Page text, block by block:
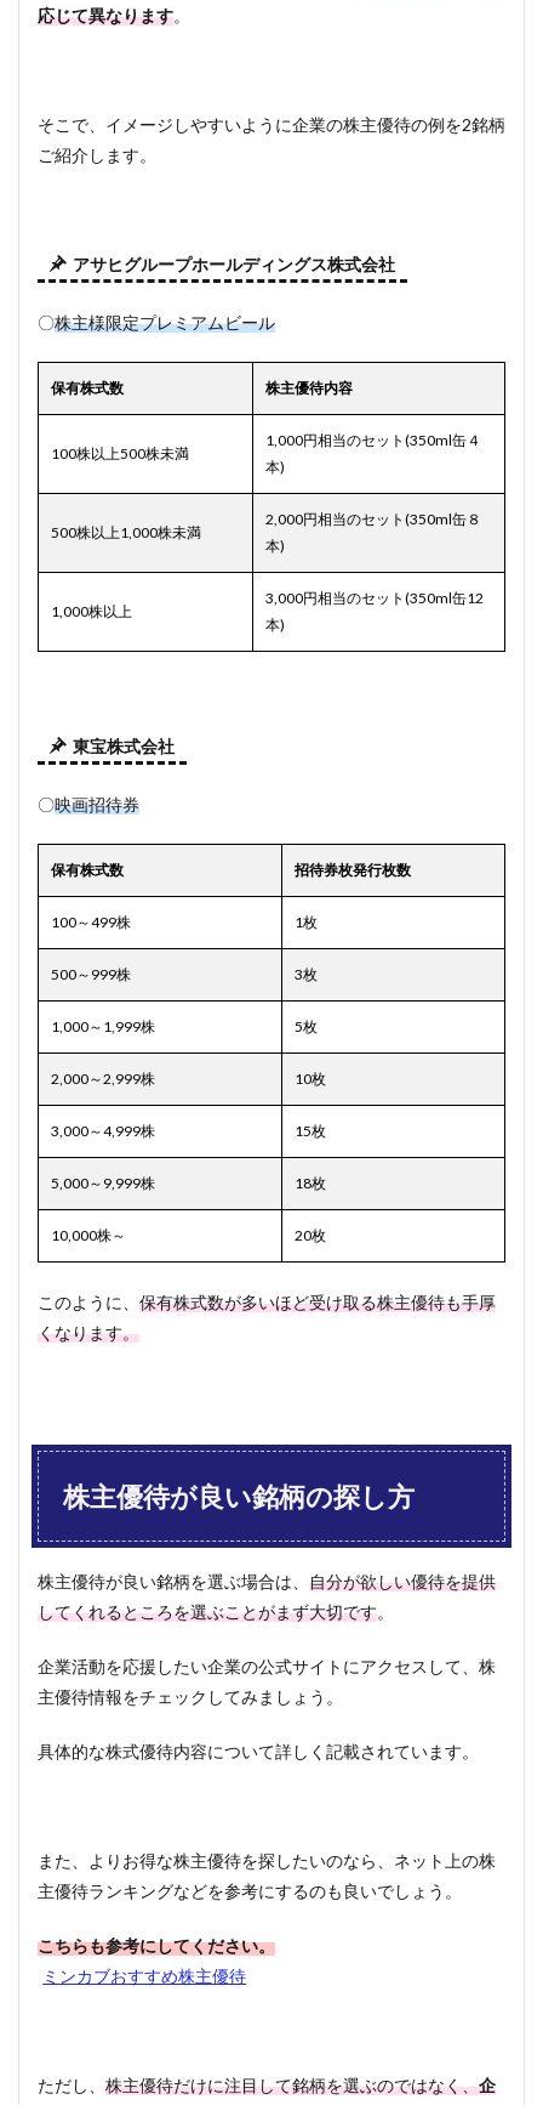
応じて異なります。
そこで、イメージしやすいように企業の株主優待の例を2銘柄
ご紹介します。
アサヒグループホールディングス株式会社
〇株主様限定プレミアムビール
保有株式数 株主優待内容
100株以上500株未満
1,000円相当のセット(350ml缶４
本)
500株以上1,000株未満
2,000円相当のセット(350ml缶８
本)
1,000株以上
3,000円相当のセット(350ml缶12
本)
東宝株式会社
〇映画招待券
保有株式数 招待券枚発行枚数
100～499株 1枚
500～999株 3枚
1,000～1,999株 5枚
2,000～2,999株 10枚
3,000～4,999株 15枚
5,000～9,999株 18枚
10,000株～ 20枚
このように、 保有株式数が多いほど受け取る株主優待も手厚
くなります。
株主優待が良い銘柄の探し方
株主優待が良い銘柄を選ぶ場合は、 自分が欲しい優待を提供
してくれるところを選ぶことがまず大切です。
企業活動を応援したい企業の公式サイトにアクセスして、株
主優待情報をチェックしてみましょう。
具体的な株式優待内容について詳しく記載されています。
また、よりお得な株主優待を探したいのなら、ネット上の株
主優待ランキングなどを参考にするのも良いでしょう。
こちらも参考にしてください。
ミンカブおすすめ株主優待
ただし、 株主優待だけに注目して銘柄を選ぶのではなく、企